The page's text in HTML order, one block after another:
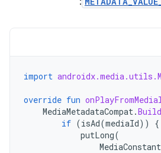
import
override fun
MediaMetadataCompat.
if (isAd(mediaId))
{
putLong(